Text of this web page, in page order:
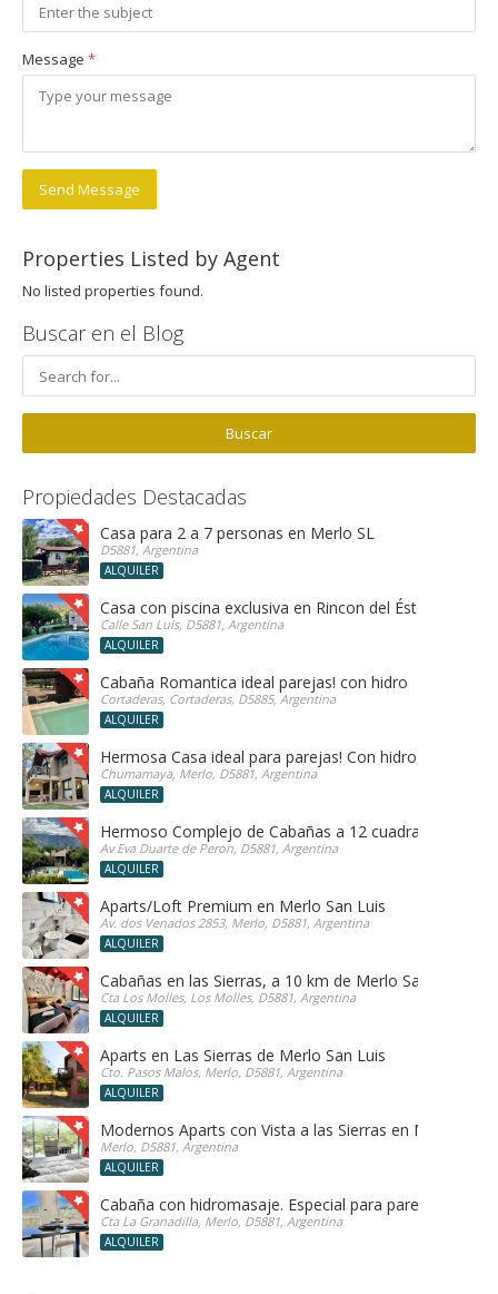
Message *
Send Message
Properties Listed by Agent
No listed properties found.
Buscar en el Blog
Propiedades Destacadas
Casa para 2 a 7 personas en Merlo SL
D5881, Argentina
ALQUILER
Casa con piscina exclusiva en Rincon del Éste
Calle San Luis, D5881, Argentina
ALQUILER
Cabaña Romantica ideal parejas! con hidro
Cortaderas, Cortaderas, D5885, Argentina
ALQUILER
Hermosa Casa ideal para parejas! Con hidro, sauna y
Chumamaya, Merlo, D5881, Argentina
ALQUILER
Hermoso Complejo de Cabañas a 12 cuadras del
Av Eva Duarte de Peron, D5881, Argentina
ALQUILER
Aparts/Loft Premium en Merlo San Luis
Av. dos Venados 2853, Merlo, D5881, Argentina
ALQUILER
Cabañas en las Sierras, a 10 km de Merlo San Luis,
Cta Los Molles, Los Molles, D5881, Argentina
ALQUILER
Aparts en Las Sierras de Merlo San Luis
Cto. Pasos Malos, Merlo, D5881, Argentina
ALQUILER
Modernos Aparts con Vista a las Sierras en Merlo San
Merlo, D5881, Argentina
ALQUILER
Cabaña con hidromasaje. Especial para parejas!
Cta La Granadilla, Merlo, D5881, Argentina
ALQUILER